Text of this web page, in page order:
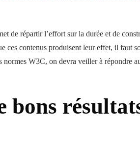
de répartir l’effort sur la durée et de
ces contenus produisent leur effet, il faut
normes W3C, on devra veiller à répondre
bons